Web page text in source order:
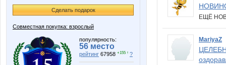
Сделать подарок
Совместная покупка: взрослый
популярность:
56 место
рейтинг 67958 +155 ↑ ?
ЕЩЁ
MariyaZ